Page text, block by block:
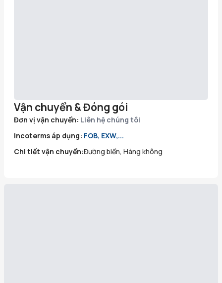
Vận chuyển & Đóng gói
Đơn vị vận chuyển: Liên hệ chúng tôi
Incoterms áp dụng: FOB, EXW,...
Chi tiết vận chuyển:Đường biển, Hàng không